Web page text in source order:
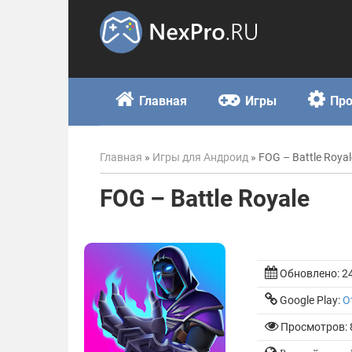
Главная Игры
Главная » Игры для Андроид » FOG – Battle
FOG – Battle Royale
Обновлено:
Google Play:
Просмотров: